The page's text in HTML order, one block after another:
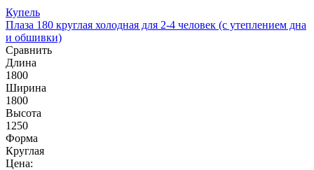
Купель
Плаза 180 круглая холодная для 2-4 человек (с утеплением дна
и обшивки)
Сравнить
Длина
1800
Ширина
1800
Высота
1250
Форма
Круглая
Цена: